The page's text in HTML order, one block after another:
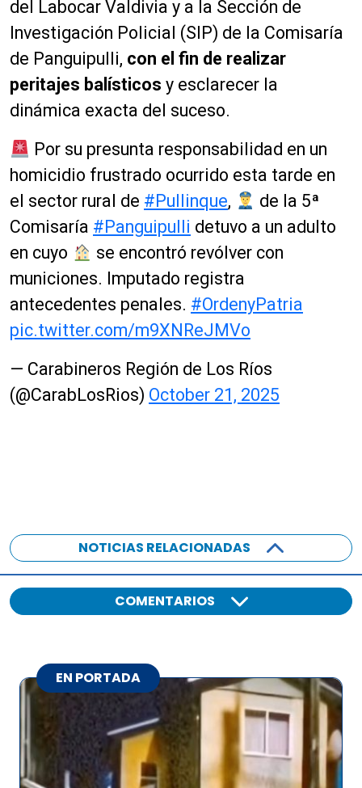
del Labocar Valdivia y a la Sección de
Investigación Policial (SIP) de la Comisaría
de Panguipulli, con el fin de realizar
peritajes balísticos y esclarecer la
dinámica exacta del suceso.
Por su presunta responsabilidad en un
homicidio frustrado ocurrido esta tarde en
el sector rural de #Pullinque,
de la 5ª
Comisaría #Panguipulli detuvo a un adulto
en cuyo
se encontró revólver con
municiones. Imputado registra
antecedentes penales. #OrdenyPatria
pic.twitter.com/m9XNReJMVo
— Carabineros Región de Los Ríos
(@CarabLosRios) October 21, 2025
NOTICIAS RELACIONADAS
COMENTARIOS
EN PORTADA